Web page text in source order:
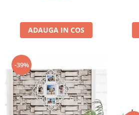
ADAUGA IN COS
-39%